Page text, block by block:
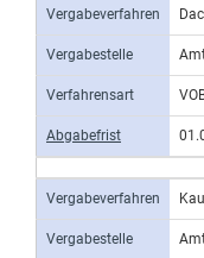
Vergabeverfahren
Vergabestelle
Verfahrensart
Abgabefrist
Vergabeverfahren
Vergabestelle